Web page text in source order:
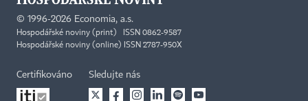
© 1996-2026 Economia, a.s.
Hospodářské noviny (print) ISSN 0862-9587
Hospodářské noviny (online) ISSN 2787-950X
Certifikováno Sledujte nás